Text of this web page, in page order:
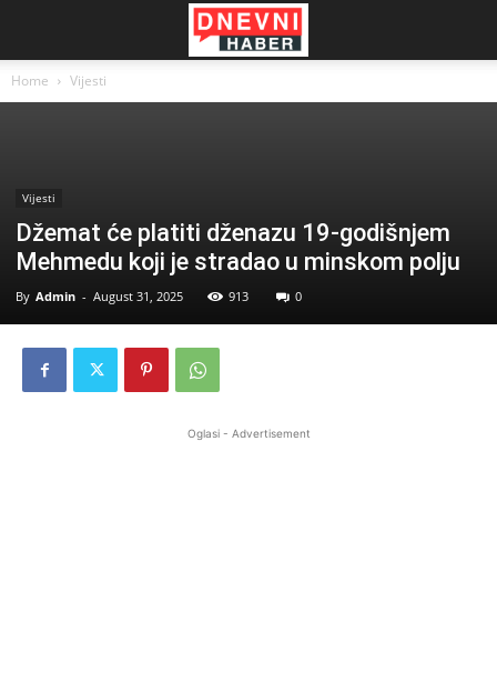
Home Vijesti
Vijesti
Džemat će platiti dženazu 19-godišnjem
Mehmedu koji je stradao u minskom polju
By Admin - August 31, 2025 913 0
Oglasi - Advertisement